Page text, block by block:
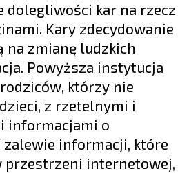
dolegliwości kar na rzecz
Kary zdecydowanie
na zmianę ludzkich
Powyższa instytucja
którzy nie
z rzetelnymi i
informacjami o
zalewie informacji, które
przestrzeni internetowej,